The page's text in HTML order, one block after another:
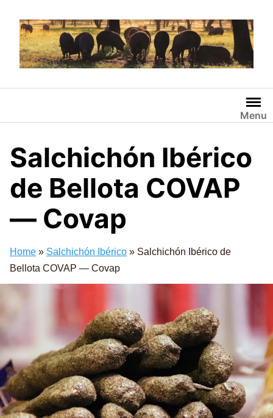
contenido
Menu
Salchichón Ibérico
de Bellota COVAP
— Covap
Home » Salchichón Ibérico » Salchichón Ibérico de
Bellota COVAP — Covap